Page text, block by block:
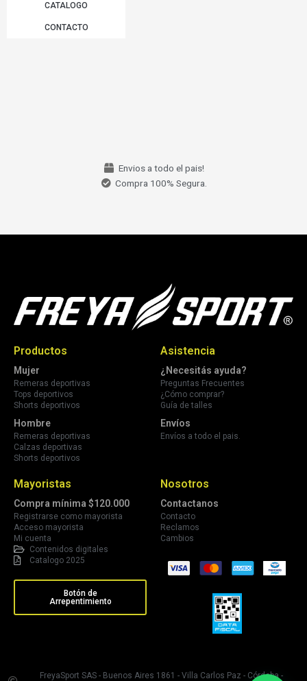
CATALOGO
CONTACTO
Envios a todo el pais!
Compra 100% Segura.
Productos
Mujer
Remeras deportivas
Tops deportivos
Shorts deportivos
Hombre
Remeras deportivas
Calzas deportivas
Shorts deportivos
Asistencia
¿Necesitás ayuda?
Preguntas Frecuentes
¿Cómo comprar?
Guía de talles
Envíos
Envíos a todo el pais.
Mayoristas
Compra mínima $120.000
Registrarse como mayorista
Acceso mayorista
Mi cuenta
Contenidos digitales
Catalogo 2025
Botón de
Arrepentimiento
Nosotros
Contactanos
Contacto
Reclamos
Cambios
FreyaSport SAS - Buenos Aires 1861 - Villa Carlos Paz - Córdoba -